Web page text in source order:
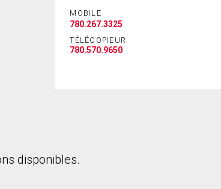
MOBILE
780.267.3325
TÉLÉCOPIEUR
780.570.9650
disponibles.